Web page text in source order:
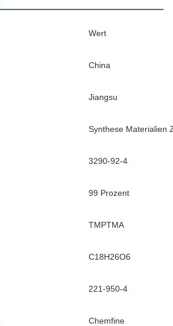
Wert
China
Jiangsu
Synthese Materialien
3290-92-4
99 Prozent
TMPTMA
C18H26O6
221-950-4
Chemfine